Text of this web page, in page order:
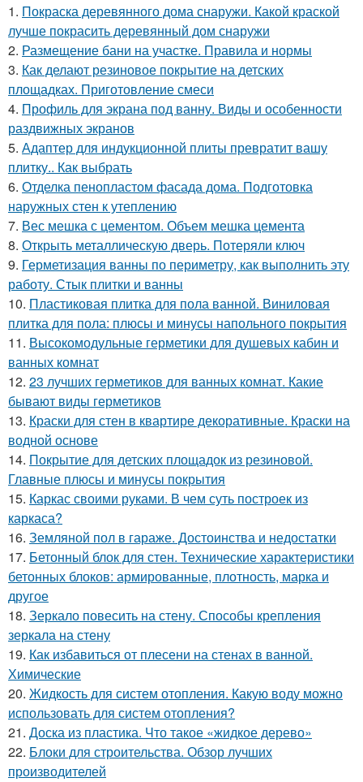
1. Покраска деревянного дома снаружи. Какой краской
лучше покрасить деревянный дом снаружи
2. Размещение бани на участке. Правила и нормы
3. Как делают резиновое покрытие на детских
площадках. Приготовление смеси
4. Профиль для экрана под ванну. Виды и особенности
раздвижных экранов
5. Адаптер для индукционной плиты превратит вашу
плитку.. Как выбрать
6. Отделка пенопластом фасада дома. Подготовка
наружных стен к утеплению
7. Вес мешка с цементом. Объем мешка цемента
8. Открыть металлическую дверь. Потеряли ключ
9. Герметизация ванны по периметру, как выполнить эту
работу. Стык плитки и ванны
10. Пластиковая плитка для пола ванной. Виниловая
плитка для пола: плюсы и минусы напольного покрытия
11. Высокомодульные герметики для душевых кабин и
ванных комнат
12. 23 лучших герметиков для ванных комнат. Какие
бывают виды герметиков
13. Краски для стен в квартире декоративные. Краски на
водной основе
14. Покрытие для детских площадок из резиновой.
Главные плюсы и минусы покрытия
15. Каркас своими руками. В чем суть построек из
каркаса?
16. Земляной пол в гараже. Достоинства и недостатки
17. Бетонный блок для стен. Технические характеристики
бетонных блоков: армированные, плотность, марка и
другое
18. Зеркало повесить на стену. Способы крепления
зеркала на стену
19. Как избавиться от плесени на стенах в ванной.
Химические
20. Жидкость для систем отопления. Какую воду можно
использовать для систем отопления?
21. Доска из пластика. Что такое «жидкое дерево»
22. Блоки для строительства. Обзор лучших
производителей